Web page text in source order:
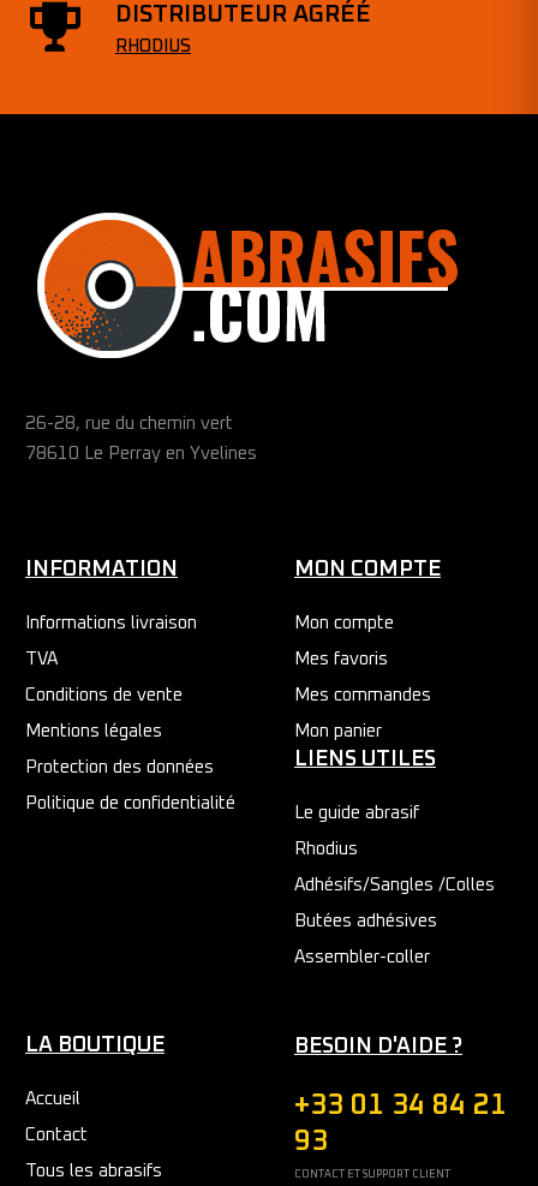
DISTRIBUTEUR AGRÉÉ
RHODIUS
26-28, rue du chemin vert
78610 Le Perray en Yvelines
INFORMATION
Informations livraison
TVA
Conditions de vente
Mentions légales
Protection des données
Politique de confidentialité
MON COMPTE
Mon compte
Mes favoris
Mes commandes
Mon panier
LIENS UTILES
Le guide abrasif
Rhodius
Adhésifs/Sangles /Colles
Butées adhésives
Assembler-coller
LA BOUTIQUE
Accueil
Contact
Tous les abrasifs
BESOIN D'AIDE ?
+33 01 34 84 21
93
CONTACT ET SUPPORT CLIENT